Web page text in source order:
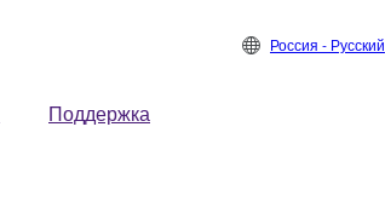
Поддержка
Россия - Русский